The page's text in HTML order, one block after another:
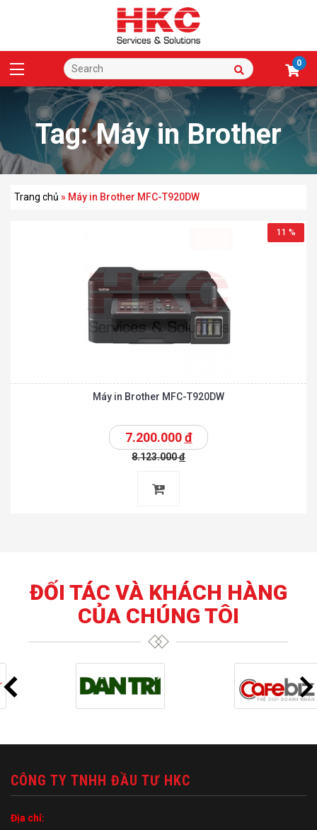
0
Tag:Máy in Brother
MFC-T920DW
Trang chủ » Máy in Brother MFC-T920DW
11 %
Máy in Brother MFC-T920DW
7.200.000đ
8.123.000đ
ĐỐI TÁC VÀ KHÁCH HÀNG
CỦA CHÚNG TÔI
CÔNG TY TNHH ĐẦU TƯ HKC
Địa chỉ: